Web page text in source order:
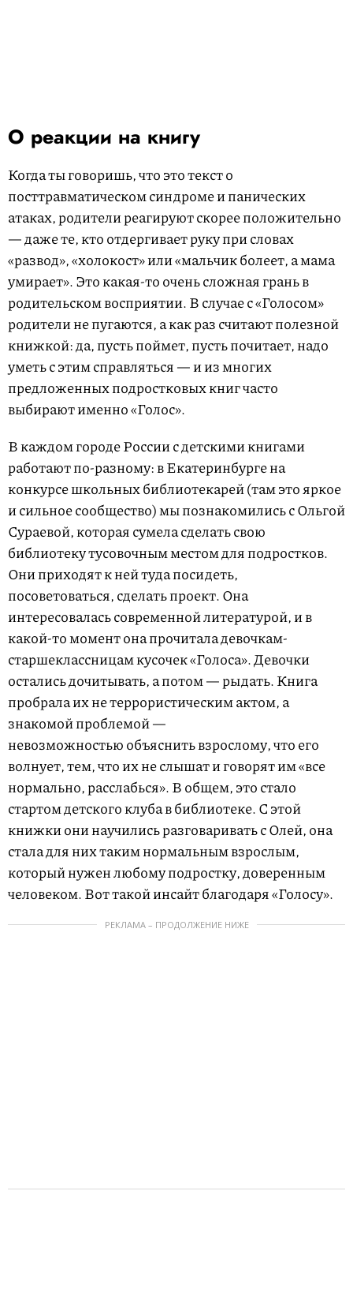
О реакции на книгу
Когда ты говоришь, что это текст о
посттравматическом синдроме и панических
атаках, родители реагируют скорее положительно
— даже те, кто отдергивает руку при словах
«развод», «холокост» или «мальчик болеет, а мама
умирает». Это какая-то очень сложная грань в
родительском восприятии. В случае с «Голосом»
родители не пугаются, а как раз считают полезной
книжкой: да, пусть поймет, пусть почитает, надо
уметь с этим справляться — и из многих
предложенных подростковых книг часто
выбирают именно «Голос».
В каждом городе России с детскими книгами
работают по-разному: в Екатеринбурге на
конкурсе школьных библиотекарей (там это яркое
и сильное сообщество) мы познакомились с Ольгой
Сураевой, которая сумела сделать свою
библиотеку тусовочным местом для подростков.
Они приходят к ней туда посидеть,
посоветоваться, сделать проект. Она
интересовалась современной литературой, и в
какой-то момент она прочитала девочкам-
старшеклассницам кусочек «Голоса». Девочки
остались дочитывать, а потом — рыдать. Книга
пробрала их не террористическим актом, а
знакомой проблемой —
невозможностью объяснить взрослому, что его
волнует, тем, что их не слышат и говорят им «все
нормально, расслабься». В общем, это стало
стартом детского клуба в библиотеке. С этой
книжки они научились разговаривать с Олей, она
стала для них таким нормальным взрослым,
который нужен любому подростку, доверенным
человеком. Вот такой инсайт благодаря «Голосу».
РЕКЛАМА – ПРОДОЛЖЕНИЕ НИЖЕ